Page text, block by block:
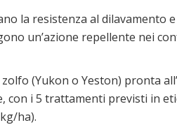
la resistenza al dilavamento
un’azione repellente nei
(Yukon o Yeston) pronta
con i 5 trattamenti previsti in
ha).